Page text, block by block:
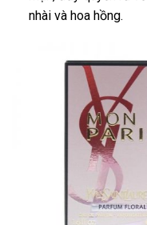
nhài và hoa hồng.